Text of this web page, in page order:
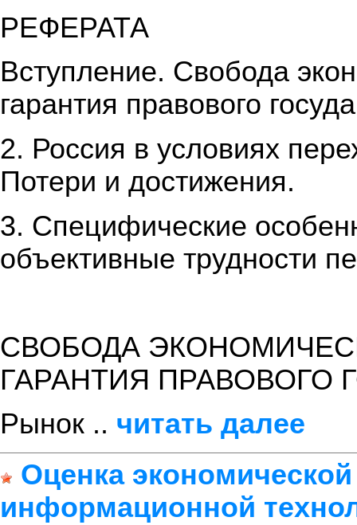
РЕФЕРАТА
Вступление. Свобода
гарантия правового
2. Россия в условиях
Потери и достижения.
3. Специфические
объективные трудности
СВОБОДА
ГАРАНТИЯ ПРАВОВОГО
Рынок .. читать далее
Оценка
информационной